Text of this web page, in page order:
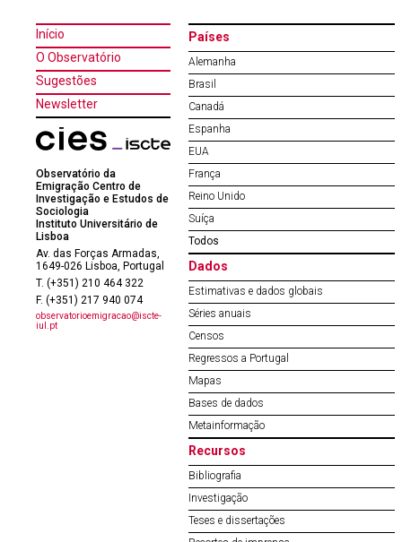
Início
O Observatório
Sugestões
Newsletter
Observatório da
Emigração Centro de
Investigação e Estudos de
Sociologia
Instituto Universitário de
Lisboa
Av. das Forças Armadas,
1649-026 Lisboa, Portugal
T. (+351) 210 464 322
F. (+351) 217 940 074
observatorioemigracao@iscte-
iul.pt
Países
Alemanha
Brasil
Canadá
Espanha
EUA
França
Reino Unido
Suíça
Todos
Dados
Estimativas e dados globais
Séries anuais
Censos
Regressos a Portugal
Mapas
Bases de dados
Metainformação
Recursos
Bibliografia
Investigação
Teses e dissertações